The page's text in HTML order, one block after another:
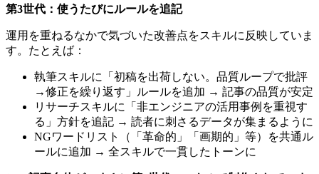
第3世代：使うたびにルールを追記
運用を重ねるなかで気づいた改善点をスキルに反映していま
す。たとえば：
執筆スキルに「初稿を出荷しない。品質ループで批評
→修正を繰り返す」ルールを追加 → 記事の品質が安定
リサーチスキルに「非エンジニアの活用事例を重視す
る」方針を追記 → 読者に刺さるデータが集まるように
NGワードリスト（「革命的」「画期的」等）を共通ル
ールに追加 → 全スキルで一貫したトーンに